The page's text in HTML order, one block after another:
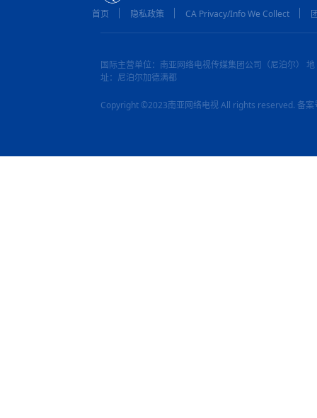
首页
隐私政策 CA Privacy/Info We Collect
国际主营单位：南亚网络电视传媒集团公司（尼泊尔） 地
址：尼泊尔加德满都
Copyright ©2023南亚网络电视 All rights reserved. 备